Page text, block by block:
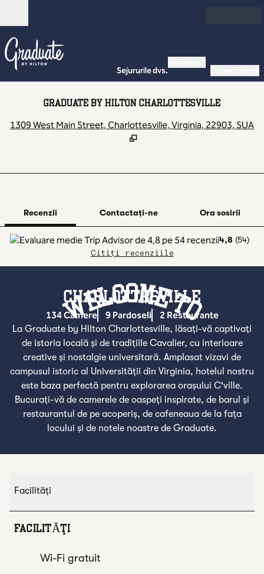
Deschide
Sejururile dvs.
GRADUATE BY HILTON CHARLOTTESVILLE
1309 West Main Street, Charlottesville, Virginia, 22903, SUA
Recenzii Contactaţi-ne
Ora sosirii
4,8 (54)
Citiți recenziile
Welcome To
CHARLOTTESVILLE
134 Camere 9 Pardoseli 2 Restaurante
La Graduate by Hilton Charlottesville, lăsați-vă captivați
de istoria locală și de tradițiile Cavalier, cu interioare
creative și nostalgie universitară. Amplasat vizavi de
campusul istoric al Universității din Virginia, hotelul nostru
este baza perfectă pentru explorarea orașului C'ville.
Bucurați-vă de camerele de oaspeți inspirate, de barul și
restaurantul de pe acoperiș, de cafeneaua de la fața
locului și de notele noastre de Graduate.
Facilităţi
FACILITĂŢI
Wi-Fi gratuit